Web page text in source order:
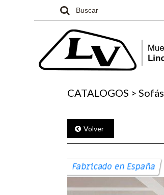
CATALOGOS > Sofás
Volver
Fabricado en España